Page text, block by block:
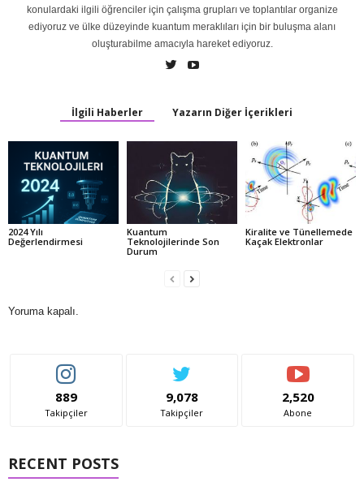
konulardaki ilgili öğrenciler için çalışma grupları ve toplantılar organize
ediyoruz ve ülke düzeyinde kuantum meraklıları için bir buluşma alanı
oluşturabilme amacıyla hareket ediyoruz.
İlgili Haberler Yazarın Diğer İçerikleri
2024 Yılı
Değerlendirmesi
Kuantum
Teknolojilerinde Son
Durum
Kiralite ve Tünellemede
Kaçak Elektronlar
Yoruma kapalı.
889
Takipçiler
9,078
Takipçiler
2,520
Abone
RECENT POSTS